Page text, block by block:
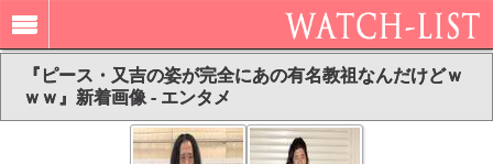
『ピース・又吉の姿が完全にあの有名教祖なんだけどｗ
ｗｗ』新着画像 - エンタメ